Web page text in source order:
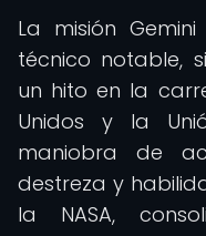
La misión
técnico notable,
un hito en la
Unidos y la
maniobra de
destreza y
la NASA,